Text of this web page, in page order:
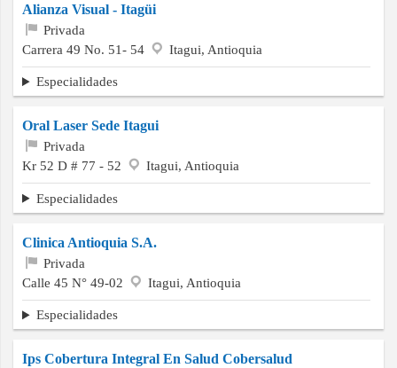
Alianza Visual - Itagüi
Privada
Carrera 49 No. 51- 54
Itagui, Antioquia
Especialidades
Oral Laser Sede Itagui
Privada
Kr 52 D # 77 - 52
Itagui, Antioquia
Especialidades
Clinica Antioquia S.A.
Privada
Calle 45 N° 49-02
Itagui, Antioquia
Especialidades
Ips Cobertura Integral En Salud Cobersalud